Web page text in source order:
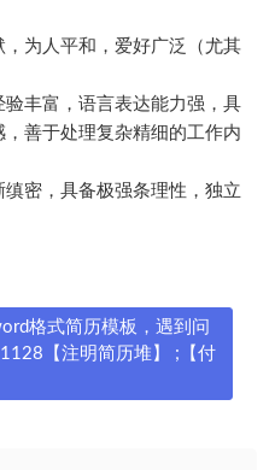
为人平和，爱好广泛（尤其
丰富，语言表达能力强，具
善于处理复杂精细的工作内
密，具备极强条理性，独立
格式简历模板，遇到问
【注明简历堆】 ;【付